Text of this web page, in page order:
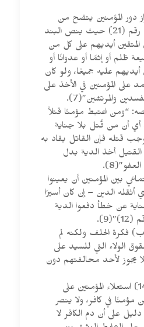
دور المؤمنين يتضح من
البند رقم (13) والبند رقم (21) حيث ينص البند
المتقين أيديهم على كل من
ظلم أو إثمًا أو عدوانًا أو
أيديهم عليه جميعًا، ولو كان
المؤمنين في الأخذ على
والمرتشين”(7).
رقم (21) فنصه: “ومن اعتبط مؤمنًا قتلاً
أي أن من قُتل بلا جناية
قتله فإن القاتل يقاد به
القتيل أخذ الدية بدل
بين المؤمنين أن يعينوا
الدين – إن كان أسيرًا
عن خطأ دفعوا الدية
البند (12– ب) فكرة الحلف ولكنه لم
الولاء التي للسيد على
يجوز لأحد محالفتهم دون
“ويبرز في البند رقم (14) استعلاء المؤمنين على
مؤمنًا في كافر، ولا ينصر
على أن دم الكافر لا